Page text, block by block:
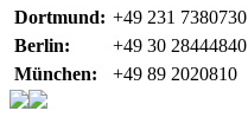
Dortmund: +49 231 7380730
Berlin:
+49 30 28444840
München:
+49 89 2020810